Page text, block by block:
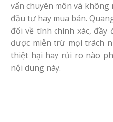
vấn chuyên môn và
đầu tư hay mua bán.
đối về tính chính xác,
được miễn trừ mọi trách
thiệt hại hay rủi ro nào
nội dung này.